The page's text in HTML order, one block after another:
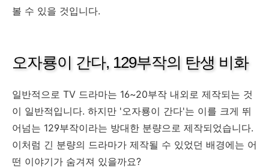
볼 수 있을 것입니다.
오자룡이 간다, 129부작의 탄생 비화
일반적으로 TV 드라마는 16~20부작 내외로 제작되는 것
이 일반적입니다. 하지만 '오자룡이 간다'는 이를 크게 뛰
어넘는 129부작이라는 방대한 분량으로 제작되었습니다.
이처럼 긴 분량의 드라마가 제작될 수 있었던 배경에는 어
떤 이야기가 숨겨져 있을까요?